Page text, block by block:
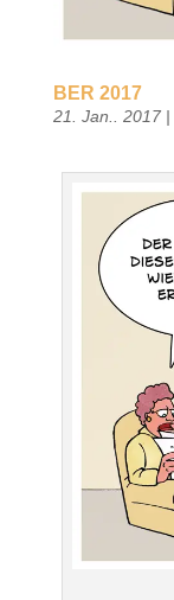
BER 2017
21. Jan.. 2017|